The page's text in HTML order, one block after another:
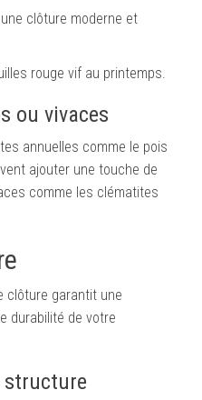
clôture moderne et
rouge vif au printemps.
ou vivaces
annuelles comme le pois
ajouter une touche de
comme les clématites
clôture garantit une
durabilité de votre
structure